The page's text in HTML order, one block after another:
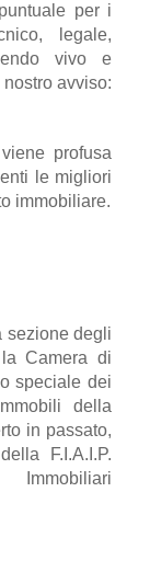
per i
legale,
vivo e
avviso:
profusa
le migliori
immobiliare.
sezione degli
Camera di
speciale dei
della
in passato,
F.I.A.I.P.